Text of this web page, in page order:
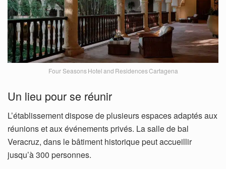
Four Seasons Hotel and Residences Cartagena
Un lieu pour se réunir
L’établissement dispose de plusieurs espaces adaptés aux
réunions et aux événements privés. La salle de bal
Veracruz, dans le bâtiment historique peut accueillir
jusqu’à 300 personnes.